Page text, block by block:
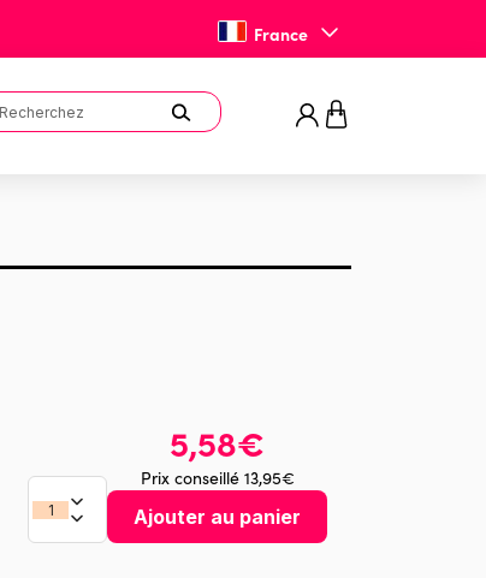
France
5,58€
Prix conseillé 13,95€
Ajouter au panier